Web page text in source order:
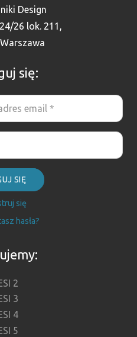
Design
26 lok. 211,
się:
SIĘ
się
hasła?
2
3
4
5